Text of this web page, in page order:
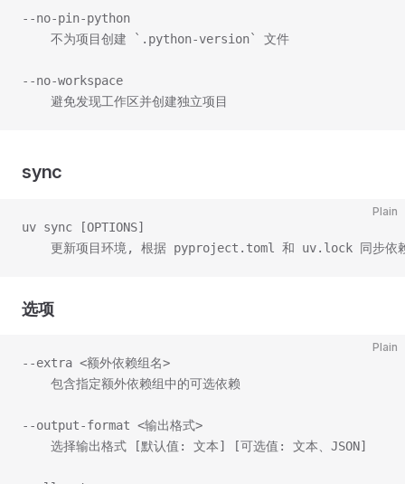
--no-pin-python
    不为项目创建 `.python-version` 文件
--no-workspace
    避免发现工作区并创建独立项目
sync
Plain
uv sync [OPTIONS]
更新项目环境, 根据 pyproject.toml 和 uv.lock 同步依
选项
Plain
--extra <额外依赖组名>
    包含指定额外依赖组中的可选依赖
--output-format <输出格式>
    选择输出格式 [默认值: 文本] [可选值: 文本、JSON]